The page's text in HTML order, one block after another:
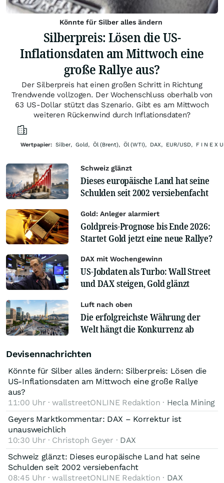
Könnte für Silber alles ändern
Silberpreis: Lösen die US-
Inflationsdaten am Mittwoch eine
große Rallye aus?
Der Silberpreis hat einen großen Schritt in Richtung
Trendwende vollzogen. Der Wochenschluss oberhalb von
63 US-Dollar stützt das Szenario. Gibt es am Mittwoch
weiteren Rückenwind durch Inflationsdaten?
Wertpapier: Silber, Gold, Öl (Brent), Öl (WTI), DAX, EUR/USD, F I N E X
Schweiz glänzt
Dieses europäische Land hat seine
Schulden seit 2002 versiebenfacht
Gold: Anleger alarmiert
Goldpreis-Prognose bis Ende 2026:
Startet Gold jetzt eine neue Rallye?
DAX mit Wochengewinn
US-Jobdaten als Turbo: Wall Street
und DAX steigen, Gold glänzt
Luft nach oben
Die erfolgreichste Währung der
Welt hängt die Konkurrenz ab
Devisennachrichten
Könnte für Silber alles ändern: Silberpreis: Lösen die
US-Inflationsdaten am Mittwoch eine große Rallye
aus?
11:00 Uhr · wallstreetONLINE Redaktion · Hecla Mining
Geyers Marktkommentar: DAX – Korrektur ist
unausweichlich
10:30 Uhr · Christoph Geyer · DAX
Schweiz glänzt: Dieses europäische Land hat seine
Schulden seit 2002 versiebenfacht
08:45 Uhr · wallstreetONLINE Redaktion · DAX